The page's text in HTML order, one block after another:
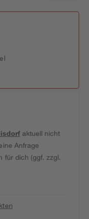
aktuell nicht
Anfrage
für dich (ggf. zzgl.